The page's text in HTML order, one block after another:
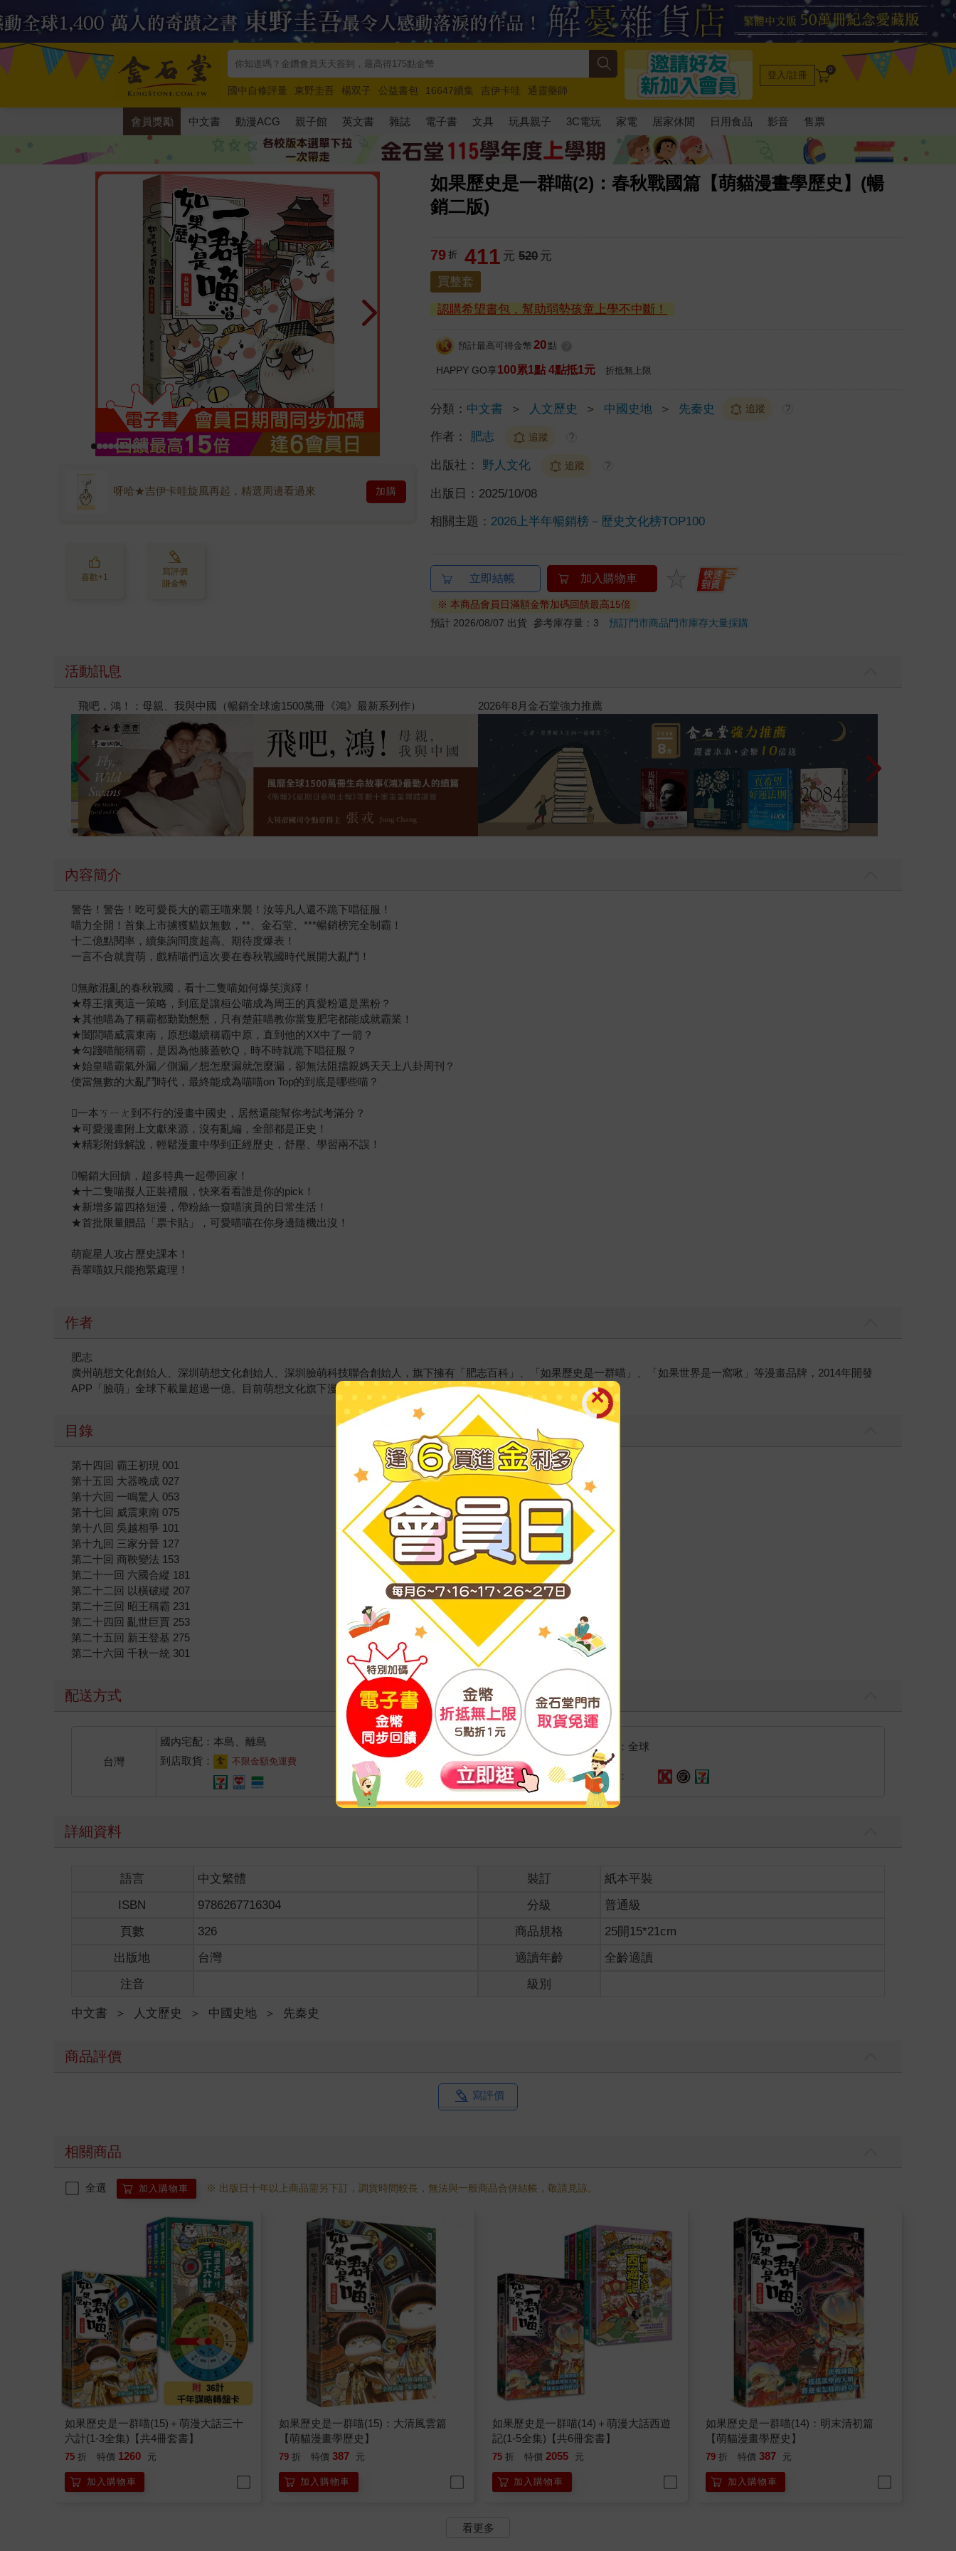
國中自修評量 東野圭吾 楊双子 公益書包 16647續集 吉伊卡哇
通靈藥師
唯紅花綻放
奧德賽 路邊攤新作 馬斯克 玩具總動員5 超慢跑
登入/註冊 0
會員獎勵 中文書 動漫ACG 親子館 英文書 雜誌 電子書 文具 玩具親子 3C電玩 家電 居家休閒 日用食品 影音 售票
如果歷史是一群喵(2)：春秋戰國篇【萌貓漫畫學歷史】(暢
銷二版)
呀哈★吉伊卡哇旋風再起，精選周邊看過來 加購
喜歡+1
寫評價
賺金幣
79 折 411 元 520 元
買整套
認購希望書包，幫助弱勢孩童上學不中斷！
預計最高可得金幣 20 點
HAPPY GO享100累1點 4點抵1元 折抵無上限
分類： 中文書 ＞ 人文歷史 ＞ 中國史地 ＞ 先秦史 追蹤 ?
作者： 肥志 追蹤 ?
出版社： 野人文化 追蹤 ?
出版日： 2025/10/08
相關主題： 2026上半年暢銷榜－歷史文化榜TOP100
立即結帳 加入購物車
※ 本商品會員日滿額金幣加碼回饋最高15倍
預計 2026/08/07 出貨 參考庫存量：3預訂門市商品門市庫存大量採購
活動訊息
【父親節禮物展】5折起，滿888送88點金幣 閱讀漫遊錄-2026上半年暢銷榜
內容簡介
警告！警告！吃可愛長大的霸王喵來襲！汝等凡人還不跪下唱征服！
喵力全開！首集上市擄獲貓奴無數，**、金石堂、***暢銷榜完全制霸！
十二億點閱率，續集詢問度超高、期待度爆表！
一言不合就賣萌，戲精喵們這次要在春秋戰國時代展開大亂鬥！
無敵混亂的春秋戰國，看十二隻喵如何爆笑演繹！
★尊王攘夷這一策略，到底是讓桓公喵成為周王的真愛粉還是黑粉？
★其他喵為了稱霸都勤勤懇懇，只有楚莊喵教你當隻肥宅都能成就霸業！
★闔閭喵威震東南，原想繼續稱霸中原，直到他的XX中了一箭？
★勾踐喵能稱霸，是因為他膝蓋軟Q，時不時就跪下唱征服？
★始皇喵霸氣外漏／側漏／想怎麼漏就怎麼漏，卻無法阻擋親媽天天上八卦周刊？
便當無數的大亂鬥時代，最終能成為喵喵on Top的到底是哪些喵？
一本ㄎㄧㄤ到不行的漫畫中國史，居然還能幫你考試考滿分？
★可愛漫畫附上文獻來源，沒有亂編，全部都是正史！
★精彩附錄解說，輕鬆漫畫中學到正經歷史，舒壓、學習兩不誤！
暢銷大回饋，超多特典一起帶回家！
★十二隻喵擬人正裝禮服，快來看看誰是你的pick！
★新增多篇四格短漫，帶粉絲一窺喵演員的日常生活！
★首批限量贈品「票卡貼」，可愛喵喵在你身邊隨機出沒！
萌寵星人攻占歷史課本！
吾輩喵奴只能抱緊處理！
作者
肥志
廣州萌想文化創始人、深圳萌想文化創始人、深圳臉萌科技聯合創始人，旗下擁有「肥志百科」、「如果歷史是一群喵」、「如果世界是一窩啾」等漫畫品牌，2014年開發
APP「臉萌」全球下載量超過一億。目前萌想文化旗下漫畫微博總閱讀量超過七億。
目錄
第十四回 霸王初現 001
第十五回 大器晚成 027
第十六回 一鳴驚人 053
第十七回 威震東南 075
第十八回 吳越相爭 101
第十九回 三家分晉 127
第二十回 商鞅變法 153
第二十一回 六國合縱 181
第二十二回 以橫破縱 207
第二十三回 昭王稱霸 231
第二十四回 亂世巨賈 253
第二十五回 新王登基 275
第二十六回 千秋一統 301
配送方式
台灣
國內宅配：本島、離島
到店取貨：
不限金額免運費 海外
國際快遞：全球
港澳店取：
詳細資料
語言 中文繁體 裝訂
紙本平裝
ISBN
9786267716304 分級
普通級
頁數
326 商品規格
25開15*21cm
出版地
台灣 適讀年齡
全齡適讀
注音
級別
中文書 ＞ 人文歷史 ＞ 中國史地 ＞ 先秦史
商品評價
寫評價
相關商品
全選 加入購物車 ※ 出版日十年以上商品需另下訂，調貨時間較長，無法與一般商品合併結帳，敬請見諒。
如果歷史是一群喵(15)＋萌漫大話三十
六計(1-3全集)【共4冊套書】
75 折 特價 1260 元
加入購物車
如果歷史是一群喵(15)：大清風雲篇
【萌貓漫畫學歷史】
79 折 特價 387 元
加入購物車
如果歷史是一群喵(14)＋萌漫大話西遊
記(1-5全集)【共6冊套書】
75 折 特價 2055 元
加入購物車
如果歷史是一群喵(14)：明末清初篇
【萌貓漫畫學歷史】
79 折 特價 387 元
加入購物車
看更多